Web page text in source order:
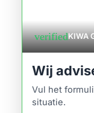
verifiedKIWA
Wij
Vul het
situatie.